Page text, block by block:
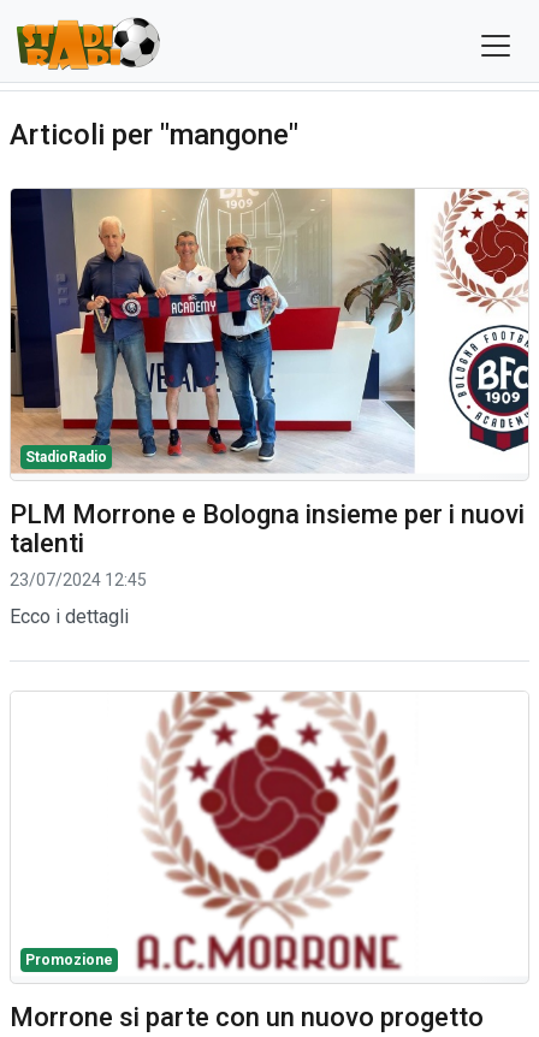
Articoli per "mangone"
StadioRadio
PLM Morrone e Bologna insieme per i nuovi
talenti
23/07/2024 12:45
Ecco i dettagli
Promozione
Morrone si parte con un nuovo progetto